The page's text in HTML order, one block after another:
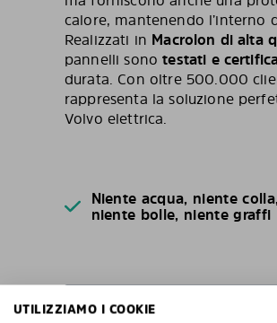
calore, mantenendo l’interno
Realizzati in Macrolon di alta
pannelli sonotestati e
durata. Con oltre 500.000
rappresenta la soluzione
Volvo elettrica.
Niente acqua, niente colla,
niente bolle, niente graffi
UTILIZZIAMO I COOKIE